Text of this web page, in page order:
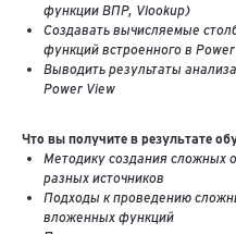
функции ВПР, Vlookup)
Создавать вычисляемые
функций встроенного в
Выводить результаты
Power View
Что вы получите в результате
Методику создания сложных
разных источников
Подходы к проведению
вложенных функций